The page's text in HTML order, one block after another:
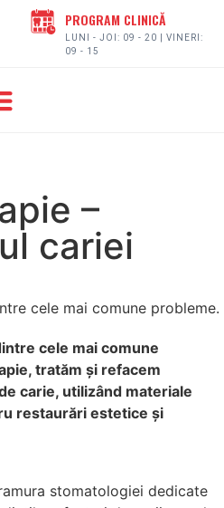
PROGRAM CLINICĂ
LUNI - JOI: 09 - 20 | VINERI:
09 - 15
–
cariei
cele mai comune probleme.
cele mai comune
tratăm și refacem
carie, utilizând materiale
restaurări estetice și
stomatologiei dedicate